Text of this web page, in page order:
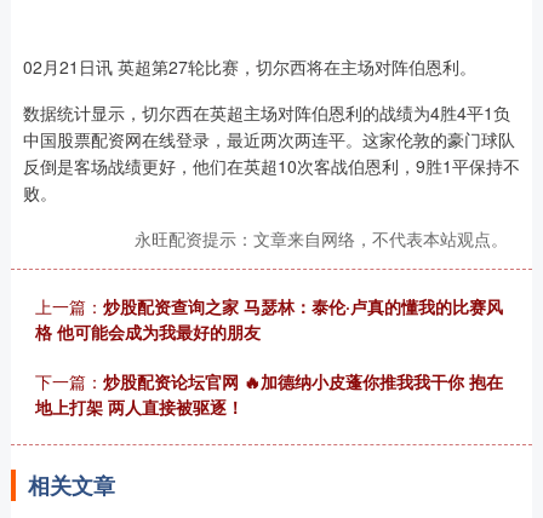
02月21日讯 英超第27轮比赛，切尔西将在主场对阵伯恩利。
数据统计显示，切尔西在英超主场对阵伯恩利的战绩为4胜4平1负
中国股票配资网在线登录，最近两次两连平。这家伦敦的豪门球队
反倒是客场战绩更好，他们在英超10次客战伯恩利，9胜1平保持不
败。
永旺配资提示：文章来自网络，不代表本站观点。
上一篇： 炒股配资查询之家 马瑟林：泰伦·卢真的懂我的比赛风
格 他可能会成为我最好的朋友
下一篇： 炒股配资论坛官网 🔥加德纳小皮蓬你推我我干你 抱在
地上打架 两人直接被驱逐！
相关文章